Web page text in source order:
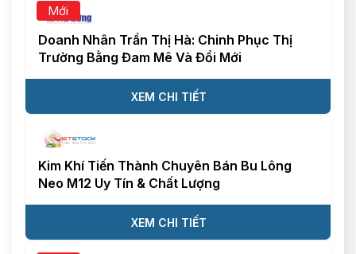
Mới
Doanh Nhân Trần Thị Hà: Chinh Phục Thị
Trường Bằng Đam Mê Và Đổi Mới
XEM CHI TIẾT
Kim Khí Tiến Thành Chuyên Bán Bu Lông
Neo M12 Uy Tín & Chất Lượng
XEM CHI TIẾT